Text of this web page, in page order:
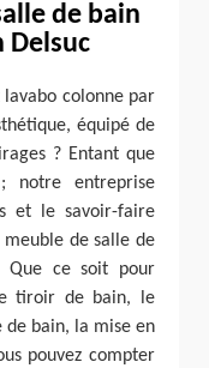
de bain
Delsuc
colonne par
équipé de
? Entant que
notre entreprise
et le savoir-faire
meuble de salle de
Que ce soit pour
tiroir de bain, le
de bain, la mise en
pouvez compter